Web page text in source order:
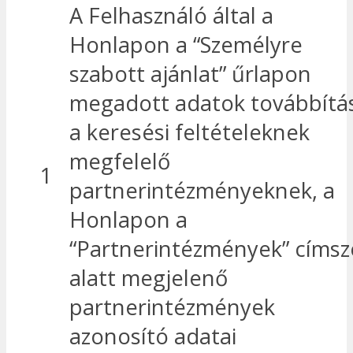
1
A Felhasználó által a
Honlapon a “Személyre
szabott ajánlat” űrlapon
megadott adatok
a keresési feltételeknek
megfelelő
partnerintézményeknek, a
Honlapon a
“Partnerintézmények”
alatt megjelenő
partnerintézmények
azonosító adatai